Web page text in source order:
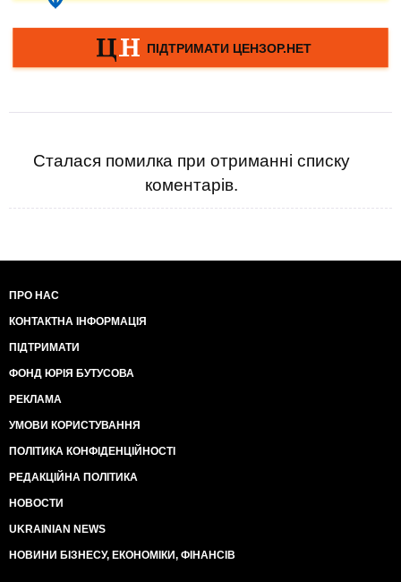
Сталася помилка при отриманні списку
коментарів.
ПРО НАС
КОНТАКТНА ІНФОРМАЦІЯ
ПІДТРИМАТИ
ФОНД ЮРІЯ БУТУСОВА
РЕКЛАМА
УМОВИ КОРИСТУВАННЯ
ПОЛІТИКА КОНФІДЕНЦІЙНОСТІ
РЕДАКЦІЙНА ПОЛІТИКА
НОВОСТИ
UKRAINIAN NEWS
НОВИНИ БІЗНЕСУ, ЕКОНОМІКИ, ФІНАНСІВ